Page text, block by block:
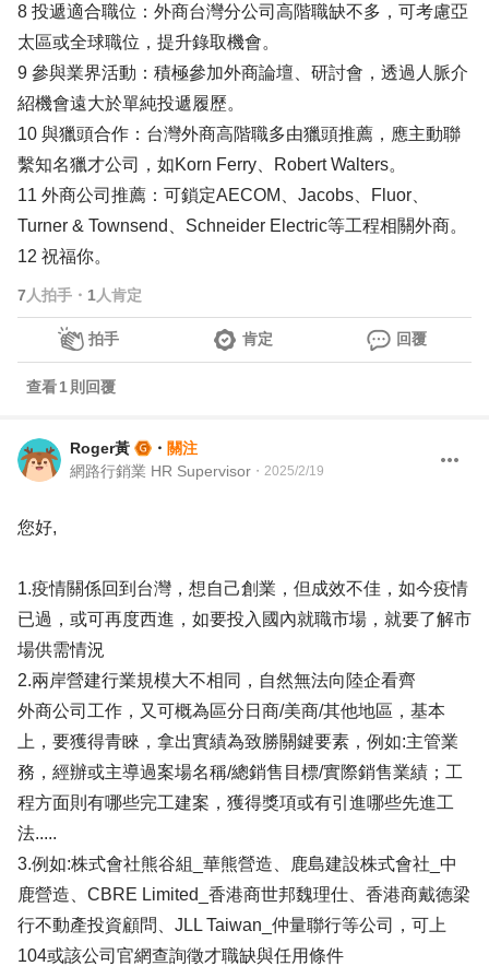
8 投遞適合職位：外商台灣分公司高階職缺不多，可考慮亞
太區或全球職位，提升錄取機會。
9 參與業界活動：積極參加外商論壇、研討會，透過人脈介
紹機會遠大於單純投遞履歷。
10 與獵頭合作：台灣外商高階職多由獵頭推薦，應主動聯
繫知名獵才公司，如Korn Ferry、Robert Walters。
11 外商公司推薦：可鎖定AECOM、Jacobs、Fluor、
Turner & Townsend、Schneider Electric等工程相關外商。
12 祝福你。
7 人拍手 ・ 1 人肯定
拍手 肯定 回覆
查看1 則回覆
Roger黃 ・ 關注
網路行銷業 HR Supervisor ・ 2025/2/19
您好,
1.疫情關係回到台灣，想自己創業，但成效不佳，如今疫情
已過，或可再度西進，如要投入國內就職市場，就要了解市
場供需情況
2.兩岸營建行業規模大不相同，自然無法向陸企看齊
外商公司工作，又可概為區分日商/美商/其他地區，基本
上，要獲得青睞，拿出實績為致勝關鍵要素，例如:主管業
務，經辦或主導過案場名稱/總銷售目標/實際銷售業績；工
程方面則有哪些完工建案，獲得獎項或有引進哪些先進工
法.....
3.例如:株式會社熊谷組_華熊營造、鹿島建設株式會社_中
鹿營造、CBRE Limited_香港商世邦魏理仕、香港商戴德梁
行不動產投資顧問、JLL Taiwan_仲量聯行等公司，可上
104或該公司官網查詢徵才職缺與任用條件